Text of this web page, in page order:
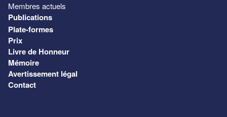
Membres actuels
Publications
Plate-formes
Prix
Livre de Honneur
Mémoire
Avertissement légal
Contact